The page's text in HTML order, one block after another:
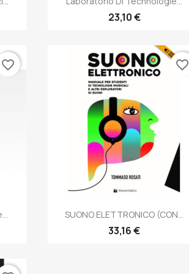
23,10 €
favorite_border
Anteprima
SUONO ELETTRONICO (CON...
33,16 €
favorite_border